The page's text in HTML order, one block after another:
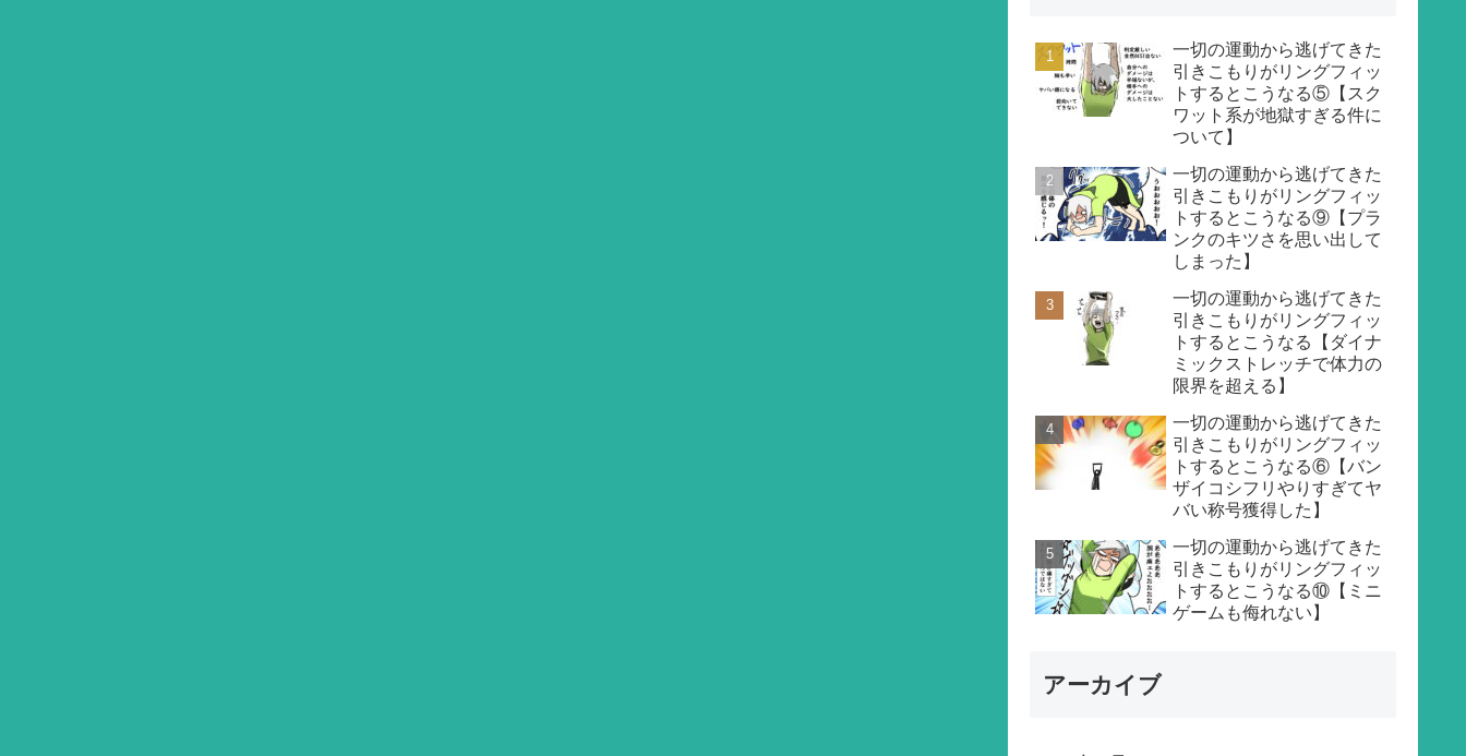
一切の運動から逃げてきた
引きこもりがリングフィッ
トするとこうなる⑤【スク
ワット系が地獄すぎる件に
ついて】
一切の運動から逃げてきた
引きこもりがリングフィッ
トするとこうなる⑨【プラ
ンクのキツさを思い出して
しまった】
一切の運動から逃げてきた
引きこもりがリングフィッ
トするとこうなる【ダイナ
ミックストレッチで体力の
限界を超える】
一切の運動から逃げてきた
引きこもりがリングフィッ
トするとこうなる⑥【バン
ザイコシフリやりすぎてヤ
バい称号獲得した】
一切の運動から逃げてきた
引きこもりがリングフィッ
トするとこうなる⑩【ミニ
ゲームも侮れない】
アーカイブ